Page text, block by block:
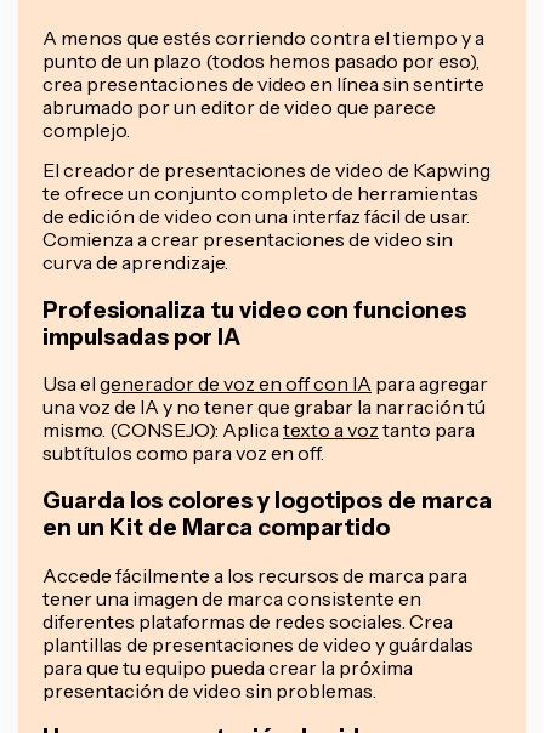
A menos que estés corriendo contra el tiempo y a
punto de un plazo (todos hemos pasado por eso),
crea presentaciones de video en línea sin sentirte
abrumado por un editor de video que parece
complejo.
El creador de presentaciones de video de Kapwing
te ofrece un conjunto completo de herramientas
de edición de video con una interfaz fácil de usar.
Comienza a crear presentaciones de video sin
curva de aprendizaje.
Profesionaliza tu video con funciones
impulsadas por IA
Usa el generador de voz en off con IA para agregar
una voz de IA y no tener que grabar la narración tú
mismo. (CONSEJO): Aplicatexto a voz tanto para
subtítulos como para voz en off.
Guarda los colores y logotipos de marca
en un Kit de Marca compartido
Accede fácilmente a los recursos de marca para
tener una imagen de marca consistente en
diferentes plataformas de redes sociales. Crea
plantillas de presentaciones de video y guárdalas
para que tu equipo pueda crear la próxima
presentación de video sin problemas.